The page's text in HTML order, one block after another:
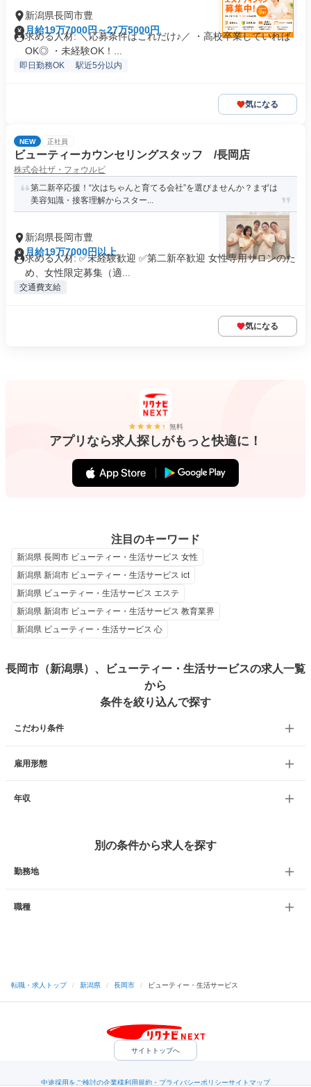
新潟県長岡市豊
月給19万7000円～27万5000円
求める人材: ＼応募条件はこれだけ♪／ ・高校卒業していれば
OK◎ ・未経験OK！...
即日勤務OK 駅近5分以内
気になる
NEW 正社員
ビューティーカウンセリングスタッフ /長岡店
株式会社ザ・フォウルビ
第二新卒応援！“次はちゃんと育てる会社”を選びませんか？まずは
美容知識・接客理解からスター...
新潟県長岡市豊
月給19万7000円以上
求める人材: ✅未経験歓迎 ✅第二新卒歓迎 女性専用サロンのた
め、女性限定募集（適...
交通費支給
気になる
無料
アプリなら求人探しがもっと快適に！
注目のキーワード
新潟県 長岡市 ビューティー・生活サービス 女性
新潟県 新潟市 ビューティー・生活サービス ict
新潟県 ビューティー・生活サービス エステ
新潟県 新潟市 ビューティー・生活サービス 教育業界
新潟県 ビューティー・生活サービス 心
長岡市（新潟県）、ビューティー・生活サービスの求人一覧
から
条件を絞り込んで探す
こだわり条件
雇用形態
年収
別の条件から求人を探す
勤務地
職種
転職・求人トップ / 新潟県 / 長岡市 / ビューティー・生活サービス
サイトトップへ
中途採用をご検討の企業様利用規約・プライバシーポリシーサイトマップ